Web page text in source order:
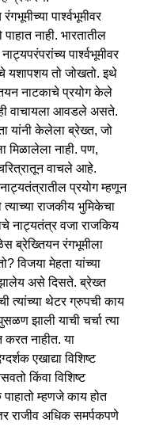
पार्श्वभूमीवर
नाही. भारतातील
पार्श्वभूमीवर
यशापशय तो जोखतो. इथे
नाटकाचे प्रयोग केले
वाचायला आवडले असते.
यांनी केलेला ब्रेख्त, जो
मिळालेला नाही. पण,
वाचले आहे.
प्रयोग म्हणून
त्याच्या राजकीय भुमिकेचा
नाट्यतंत्र वजा राजकिय
ब्रेख्तियन रंगभूमीला
विजया मेहता यांच्या
असे दिसते. ब्रेख्त
त्यांच्या थेटर ग्रुपची काय
झाली याची चर्चा त्या
नाहीत. या
एखाद्या विशिष्ट
किंवा विशिष्ट
म्हणजे काय होत
राजीव अधिक समर्पकपणे